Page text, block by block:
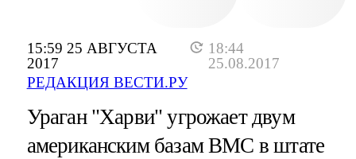
15:59 25 АВГУСТА
2017
18:44
25.08.2017
РЕДАКЦИЯ ВЕСТИ.РУ
Ураган "Харви" угрожает двум
американским базам ВМС в штате